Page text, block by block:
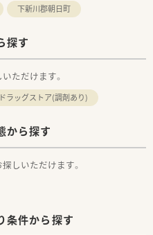
下新川郡朝日町
探す
ただけます。
ドラッグストア(調剤あり)
から探す
しいただけます。
条件から探す